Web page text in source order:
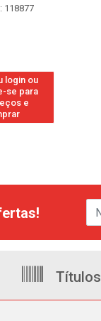
118877
login ou
se para
e
Títulos